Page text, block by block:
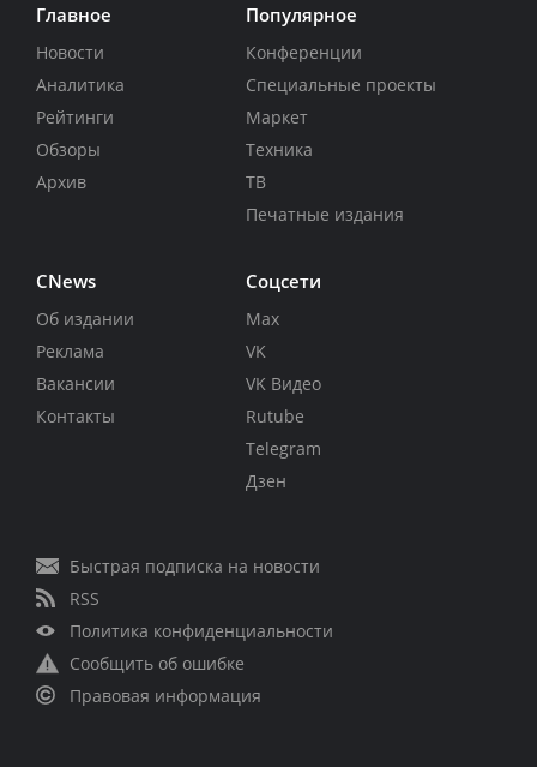
Главное
Новости
Аналитика
Рейтинги
Обзоры
Архив
Популярное
Конференции
Специальные проекты
Маркет
Техника
ТВ
Печатные издания
CNews
Об издании
Реклама
Вакансии
Контакты
Соцсети
Max
VK
VK Видео
Rutube
Telegram
Дзен
Быстрая подписка на новости
RSS
Политика конфиденциальности
Сообщить об ошибке
Правовая информация